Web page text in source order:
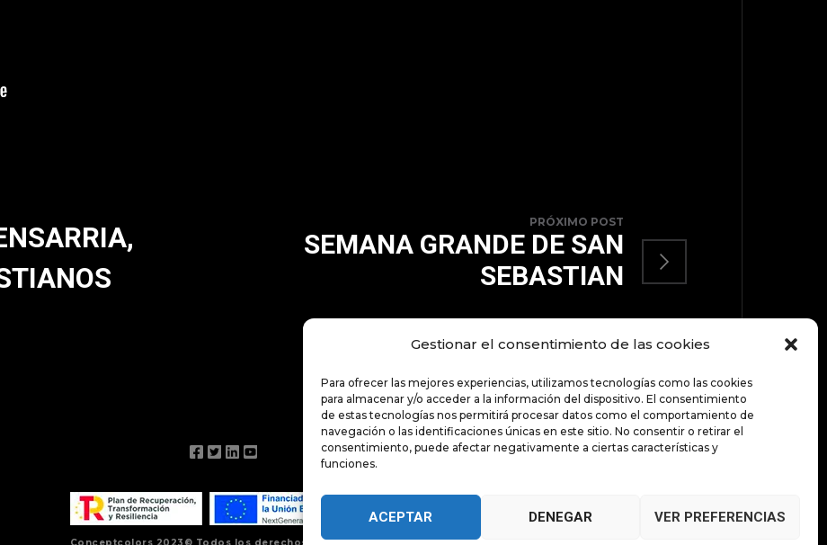
Gestionar el consentimiento de las cookies
Para ofrecer las mejores experiencias, utilizamos tecnologías como las cookies
para almacenar y/o acceder a la información del dispositivo. El consentimiento
de estas tecnologías nos permitirá procesar datos como el comportamiento de
navegación o las identificaciones únicas en este sitio. No consentir o retirar el
consentimiento, puede afectar negativamente a ciertas características y
funciones.
ACEPTAR DENEGAR VER PREFERENCIAS
PRÓXIMO POST
SEMANA GRANDE DE SAN
SEBASTIAN
Política de privacidad | DE VUELTA A
TOP